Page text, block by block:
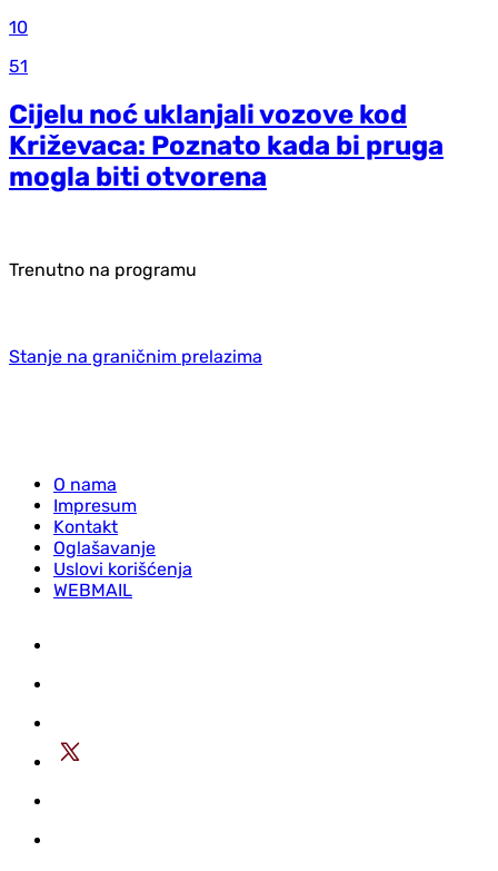
10
51
Cijelu noć uklanjali vozove kod
Križevaca: Poznato kada bi pruga
mogla biti otvorena
Trenutno na programu
Stanje na graničnim prelazima
O nama
Impresum
Kontakt
Oglašavanje
Uslovi korišćenja
WEBMAIL